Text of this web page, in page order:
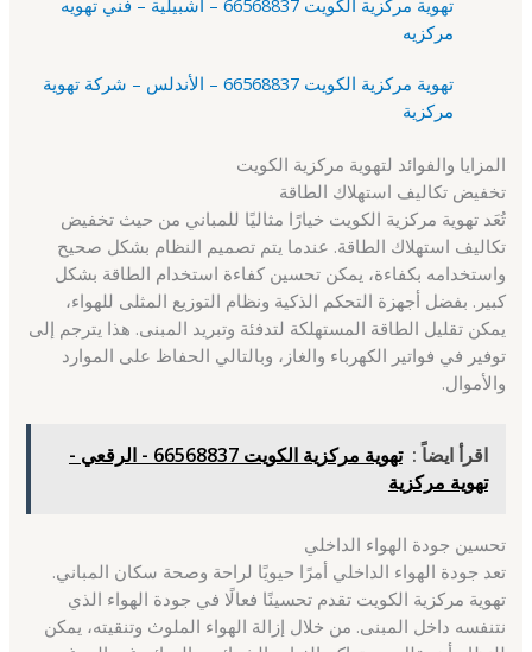
تهوية مركزية الكويت 66568837 – اشبيلية – فني تهويه
مركزيه
تهوية مركزية الكويت 66568837 – الأندلس – شركة تهوية
مركزية
المزايا والفوائد لتهوية مركزية الكويت
تخفيض تكاليف استهلاك الطاقة
تُعَد تهوية مركزية الكويت خيارًا مثاليًا للمباني من حيث تخفيض
تكاليف استهلاك الطاقة. عندما يتم تصميم النظام بشكل صحيح
واستخدامه بكفاءة، يمكن تحسين كفاءة استخدام الطاقة بشكل
كبير. بفضل أجهزة التحكم الذكية ونظام التوزيع المثلى للهواء،
يمكن تقليل الطاقة المستهلكة لتدفئة وتبريد المبنى. هذا يترجم إلى
توفير في فواتير الكهرباء والغاز، وبالتالي الحفاظ على الموارد
والأموال.
اقرأ ايضاً :
تهوية مركزية الكويت 66568837 - الرقعي -
تهوية مركزية
تحسين جودة الهواء الداخلي
تعد جودة الهواء الداخلي أمرًا حيويًا لراحة وصحة سكان المباني.
تهوية مركزية الكويت تقدم تحسينًا فعالًا في جودة الهواء الذي
نتنفسه داخل المبنى. من خلال إزالة الهواء الملوث وتنقيته، يمكن